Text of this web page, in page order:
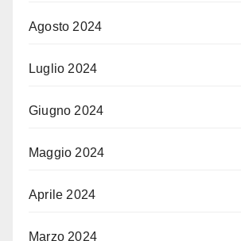
Agosto 2024
Luglio 2024
Giugno 2024
Maggio 2024
Aprile 2024
Marzo 2024